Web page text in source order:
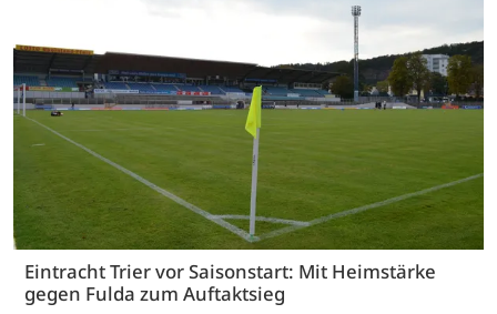
Eintracht Trier vor Saisonstart: Mit Heimstärke
gegen Fulda zum Auftaktsieg